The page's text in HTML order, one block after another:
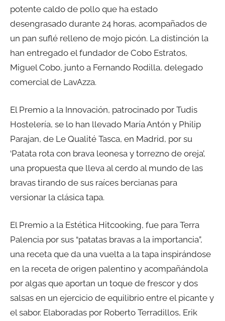
potente caldo de pollo que ha estado
desengrasado durante 24 horas, acompañados de
un pan suflé relleno de mojo picón. La distinción la
han entregado el fundador de Cobo Estratos,
Miguel Cobo, junto a Fernando Rodilla, delegado
comercial de LavAzza.
El Premio a la Innovación, patrocinado por Tudis
Hostelería, se lo han llevado María Antón y Philip
Parajan, de Le Qualité Tasca, en Madrid, por su
‘Patata rota con brava leonesa y torrezno de oreja’,
una propuesta que lleva al cerdo al mundo de las
bravas tirando de sus raíces bercianas para
versionar la clásica tapa.
El Premio a la Estética Hitcooking, fue para Terra
Palencia por sus “patatas bravas a la importancia”,
una receta que da una vuelta a la tapa inspirándose
en la receta de origen palentino y acompañándola
por algas que aportan un toque de frescor y dos
salsas en un ejercicio de equilibrio entre el picante y
el sabor. Elaboradas por Roberto Terradillos, Erik